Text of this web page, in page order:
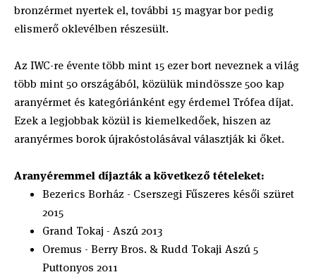
bronzérmet nyertek el, további 15 magyar bor pedig
elismerő oklevélben részesült.
Az IWC-re évente több mint 15 ezer bort neveznek a világ
több mint 50 országából, közülük mindössze 500 kap
aranyérmet és kategóriánként egy érdemel Trófea díjat.
Ezek a legjobbak közül is kiemelkedőek, hiszen az
aranyérmes borok újrakóstolásával választják ki őket.
Aranyéremmel díjazták a következő tételeket:
Bezerics Borház - Cserszegi Fűszeres késői szüret
2015
Grand Tokaj - Aszú 2013
Oremus - Berry Bros. & Rudd Tokaji Aszú 5
Puttonyos 2011